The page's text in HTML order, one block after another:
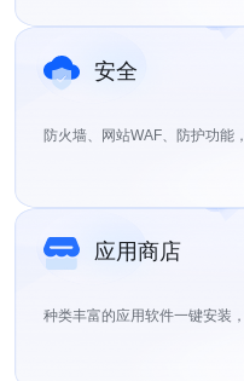
安全
防火墙、网站WAF、防护功能
应用商店
种类丰富的应用软件一键安装